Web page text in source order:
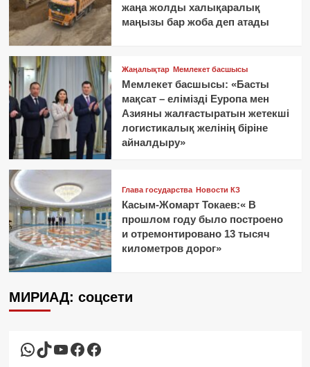
жаңа жолды халықаралық
маңызы бар жоба деп атады
Жаңалықтар Мемлекет басшысы
Мемлекет басшысы: «Басты
мақсат – елімізді Еуропа мен
Азияны жалғастыратын жетекші
логистикалық желінің біріне
айналдыру»
Глава государства Новости КЗ
Касым-Жомарт Токаев:« В
прошлом году было построено
и отремонтировано 13 тысяч
километров дорог»
МИРИАД: соцсети
WhatsApp
TikTok
YouTube
Facebook
Facebook